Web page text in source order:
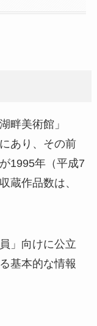
畔美術館」
あり、その前
1995年（平成7
蔵作品数は、
」向けに公立
基本的な情報